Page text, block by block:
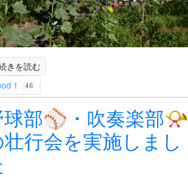
きを読む
！
46
球部⚾・吹奏楽部📯
行会を実施しまし